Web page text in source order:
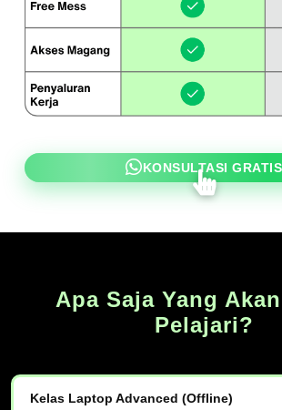
KONSULTASI GRATIS
Apa Saja Yang
Pelajari?
Kelas Laptop Advanced (Offline)